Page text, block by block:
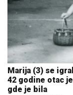
Marija (3) se
42 godine otac
gde je bila